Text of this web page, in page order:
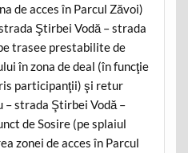
de acces în Parcul Zăvoi)
Ştirbei Vodă – strada
trasee prestabilite de
în zona de deal (în funcţie
participanţii) şi retur
– strada Ştirbei Vodă –
de Sosire (pe splaiul
zonei de acces în Parcul